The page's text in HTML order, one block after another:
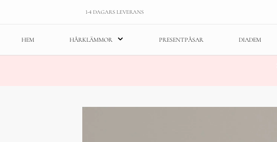
1-4 DAGARS LEVERANS
HEM HÅRKLÄMMOR PRESENTPÅSAR DIADEM